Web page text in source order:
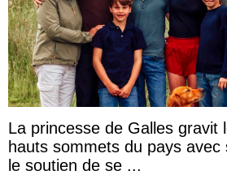
La princesse de Galles gravit
hauts sommets du pays
le soutien de se ...